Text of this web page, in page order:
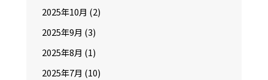
2025年10月 (2)
2025年9月 (3)
2025年8月 (1)
2025年7月 (10)